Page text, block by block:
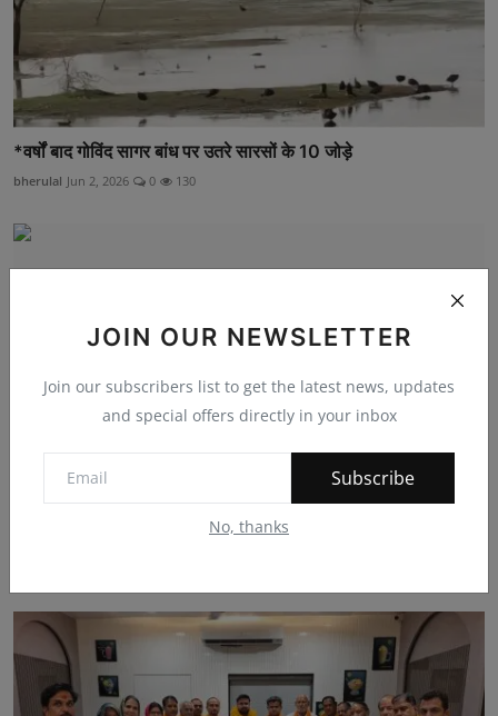
JOIN OUR NEWSLETTER
Join our subscribers list to get the latest news, updates
and special offers directly in your inbox
Subscribe
No, thanks
*वर्षों बाद गोविंद सागर बांध पर उतरे सारसों के 10 जोड़े
bherulal Jun 2, 2026 0 130
सेटेलाइट हॉस्पिटल में नव पद स्थापितों का किया स्वागत